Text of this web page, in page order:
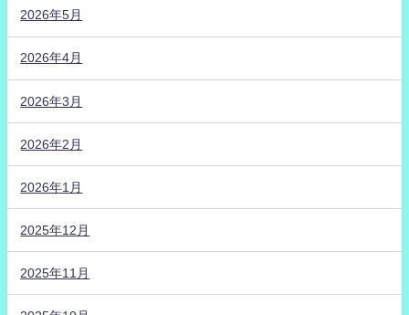
2026年5月
2026年4月
2026年3月
2026年2月
2026年1月
2025年12月
2025年11月